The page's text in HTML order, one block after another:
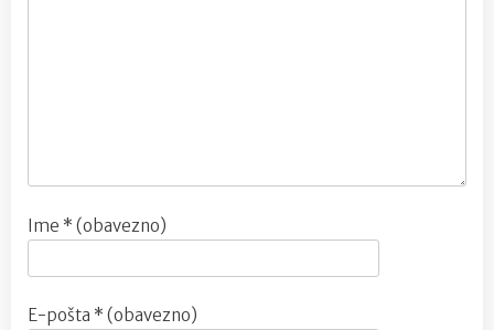
Ime * (obavezno)
E-pošta * (obavezno)